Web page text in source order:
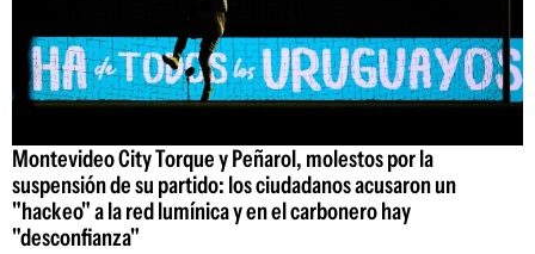
Montevideo City Torque y Peñarol, molestos por la
suspensión de su partido: los ciudadanos acusaron un
"hackeo" a la red lumínica y en el carbonero hay
"desconfianza"